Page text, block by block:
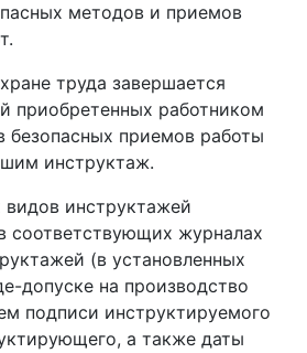
методов и приемов
труда завершается
приобретенных работником
безопасных приемов работы
инструктаж.
видов инструктажей
соответствующих журналах
(в установленных
допуске на производство
подписи инструктируемого
а также даты